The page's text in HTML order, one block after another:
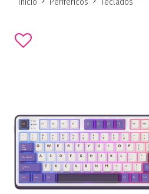
Inicio Perifericos Teclados